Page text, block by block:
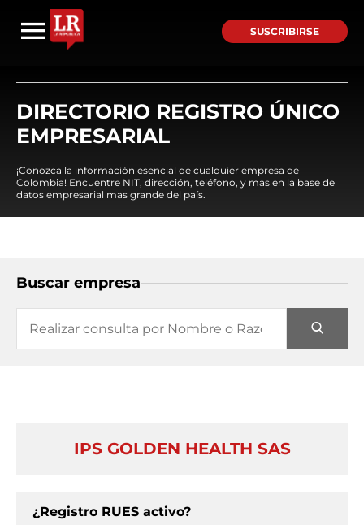
SUSCRIBIRSE
DIRECTORIO REGISTRO ÚNICO
EMPRESARIAL
¡Conozca la información esencial de cualquier empresa de
Colombia! Encuentre NIT, dirección, teléfono, y mas en la base de
datos empresarial mas grande del país.
Buscar empresa
IPS GOLDEN HEALTH SAS
¿Registro RUES activo?